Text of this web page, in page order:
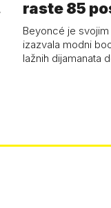
raste 85
čizmama
Beyoncé je
izazvala modni
lažnih dijamanata